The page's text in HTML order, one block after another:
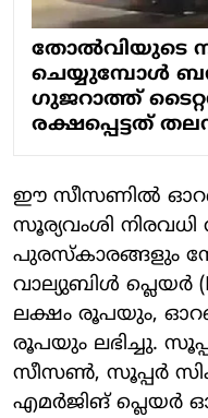
തോല്‍വിയുടെ
ചെയ്യുമ്പോള്‍
ഗുജറാത്ത്
രക്ഷപ്പെട്ടത്
ഈ സീസണിൽ
സൂര്യവംശി നിരവധി
പുരസ്കാരങ്ങളും
വാല്യുബിൾ പ്ലെയർ
ലക്ഷം രൂപയും,
രൂപയും ലഭിച്ചു.
സീസൺ, സൂപ്പർ
എമർജിങ് പ്ലെയർ